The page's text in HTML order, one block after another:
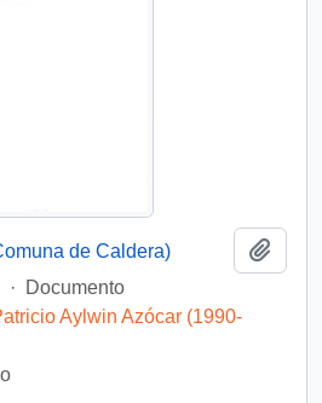
de Caldera)
·
Documento
Aylwin Azócar (1990-